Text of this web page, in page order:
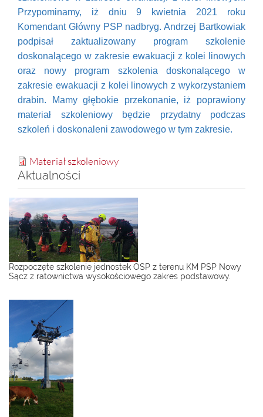
Przypominamy, iż dniu 9 kwietnia 2021 roku
Komendant Główny PSP nadbryg. Andrzej Bartkowiak
podpisał zaktualizowany program szkolenie
doskonalącego w zakresie ewakuacji z kolei linowych
oraz nowy program szkolenia doskonalącego w
zakresie ewakuacji z kolei linowych z wykorzystaniem
drabin. Mamy głębokie przekonanie, iż poprawiony
materiał szkoleniowy będzie przydatny podczas
szkoleń i doskonaleni zawodowego w tym zakresie.
Materiał szkoleniowy
Aktualności
Rozpoczęte szkolenie jednostek OSP z terenu KM PSP Nowy
Sącz z ratownictwa wysokościowego zakres podstawowy.